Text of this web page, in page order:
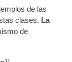
de las
clases. La
de